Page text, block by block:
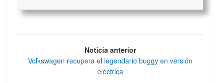
Noticia anterior
Volkswagen recupera el legendario buggy en versión
eléctrica